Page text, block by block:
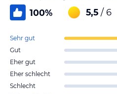
100% 5,5 / 6
Sehr gut
Gut
Eher gut
Eher schlecht
Schlecht